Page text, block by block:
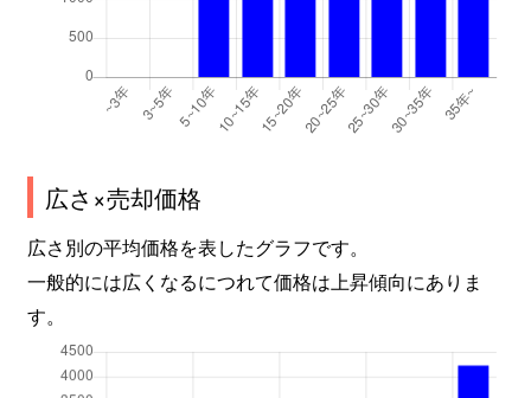
広さ×売却価格
広さ別の平均価格を表したグラフです。
一般的には広くなるにつれて価格は上昇傾向にありま
す。